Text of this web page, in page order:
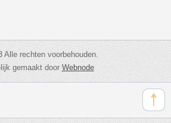
Alle rechten voorbehouden.
gemaakt doorWebnode